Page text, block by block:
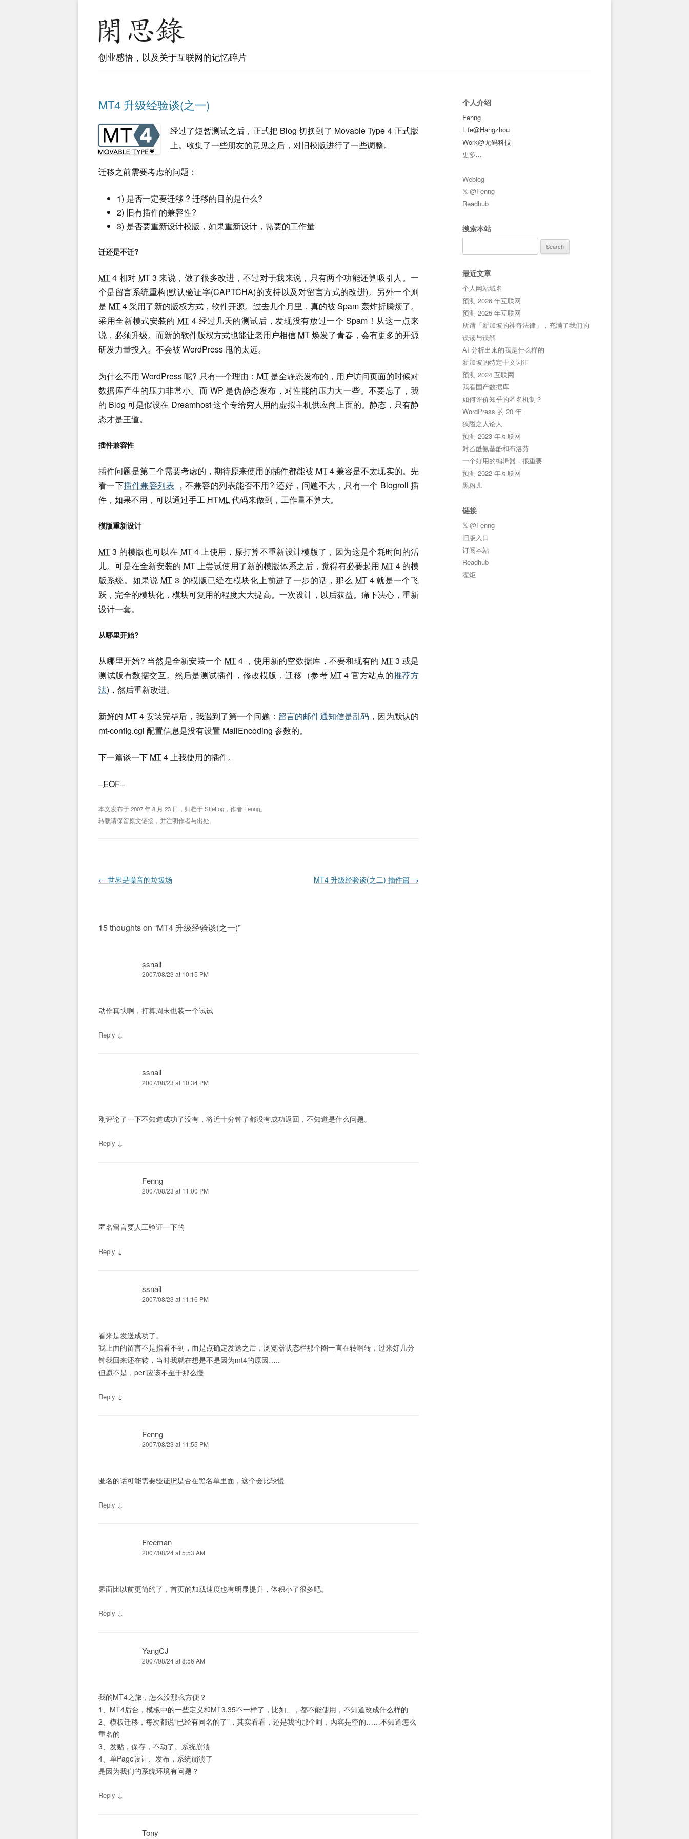
创业感悟，以及关于互联网的记忆碎片
MT4 升级经验谈(之一)
经过了短暂测试之后，正式把 Blog 切换到了 Movable Type 4 正式版
上。收集了一些朋友的意见之后，对旧模版进行了一些调整。
迁移之前需要考虑的问题：
1) 是否一定要迁移 ? 迁移的目的是什么?
2) 旧有插件的兼容性?
3) 是否要重新设计模版，如果重新设计，需要的工作量
迁还是不迁?
MT4 相对 MT3 来说，做了很多改进，不过对于我来说，只有两个功能还算吸引人。一
个是留言系统重构(默认验证字(CAPTCHA)的支持以及对留言方式的改进)。另外一个则
是 MT4 采用了新的版权方式，软件开源。过去几个月里，真的被 Spam 轰炸折腾烦了。
采用全新模式安装的 MT 4 经过几天的测试后，发现没有放过一个 Spam！从这一点来
说，必须升级。而新的软件版权方式也能让老用户相信 MT焕发了青春，会有更多的开源
研发力量投入。不会被 WordPress 甩的太远。
为什么不用 WordPress 呢? 只有一个理由： MT是全静态发布的，用户访问页面的时候对
数据库产生的压力非常小。而 WP 是伪静态发布，对性能的压力大一些。不要忘了，我
的 Blog 可是假设在 Dreamhost 这个专给穷人用的虚拟主机供应商上面的。静态，只有静
态才是王道。
插件兼容性
插件问题是第二个需要考虑的，期待原来使用的插件都能被 MT4 兼容是不太现实的。先
看一下插件兼容列表 ，不兼容的列表能否不用? 还好，问题不大，只有一个 Blogroll 插
件，如果不用，可以通过手工 HTML代码来做到，工作量不算大。
模版重新设计
MT3 的模版也可以在 MT4 上使用，原打算不重新设计模版了，因为这是个耗时间的活
儿。可是在全新安装的 MT上尝试使用了新的模版体系之后，觉得有必要起用 MT4 的模
版系统。如果说 MT 3 的模版已经在模块化上前进了一步的话，那么 MT4 就是一个飞
跃，完全的模块化，模块可复用的程度大大提高。一次设计，以后获益。痛下决心，重新
设计一套。
从哪里开始?
从哪里开始? 当然是全新安装一个 MT4 ，使用新的空数据库，不要和现有的 MT3 或是
测试版有数据交互。然后是测试插件，修改模版，迁移（参考 MT4 官方站点的推荐方
法)，然后重新改进。
新鲜的 MT4 安装完毕后，我遇到了第一个问题： 留言的邮件通知信是乱码 ，因为默认的
mt-config.cgi 配置信息是没有设置 MailEncoding 参数的。
下一篇谈一下 MT4 上我使用的插件。
–EOF–
本文发布于2007 年 8 月 23 日 ，归档于SiteLog ，作者 Fenng。
转载请保留原文链接，并注明作者与出处。
Post navigation
← 世界是噪音的垃圾场 MT4 升级经验谈(之二) 插件篇 →
15 thoughts on “MT4 升级经验谈(之一)”
ssnail
2007/08/23 at 10:15 PM
动作真快啊，打算周末也装一个试试
Reply ↓
ssnail
2007/08/23 at 10:34 PM
刚评论了一下不知道成功了没有，将近十分钟了都没有成功返回，不知道是什么问题。
Reply ↓
Fenng
2007/08/23 at 11:00 PM
匿名留言要人工验证一下的
Reply ↓
ssnail
2007/08/23 at 11:16 PM
看来是发送成功了。
我上面的留言不是指看不到，而是点确定发送之后，浏览器状态栏那个圈一直在转啊转，过来好几分
钟我回来还在转，当时我就在想是不是因为mt4的原因…..
但愿不是，perl应该不至于那么慢
Reply ↓
Fenng
2007/08/23 at 11:55 PM
匿名的话可能需要验证IP是否在黑名单里面，这个会比较慢
Reply ↓
Freeman
2007/08/24 at 5:53 AM
界面比以前更简约了，首页的加载速度也有明显提升，体积小了很多吧。
Reply ↓
YangCJ
2007/08/24 at 8:56 AM
我的MT4之旅，怎么没那么方便？
1、MT4后台，模板中的一些定义和MT3.35不一样了，比如、，都不能使用，不知道改成什么样的
2、模板迁移，每次都说“已经有同名的了”，其实看看，还是我的那个呵，内容是空的……不知道怎么
重名的
3、发贴，保存，不动了。系统崩溃
4、单Page设计、发布，系统崩溃了
是因为我们的系统环境有问题？
Reply ↓
Tony
个人介绍
Fenng
Life@Hangzhou
Work@无码科技
更多...
Weblog
𝕏 @Fenng
Readhub
搜索本站
for:
最近文章
个人网站域名
预测 2026 年互联网
预测 2025 年互联网
所谓「新加坡的神奇法律」，充满了我们的
误读与误解
AI 分析出来的我是什么样的
新加坡的特定中文词汇
预测 2024 互联网
我看国产数据库
如何评价知乎的匿名机制？
WordPress 的 20 年
狹隘之人论人
预测 2023 年互联网
对乙酰氨基酚和布洛芬
一个好用的编辑器，很重要
预测 2022 年互联网
黑粉儿
链接
𝕏 @Fenng
旧版入口
订阅本站
Readhub
霍炬